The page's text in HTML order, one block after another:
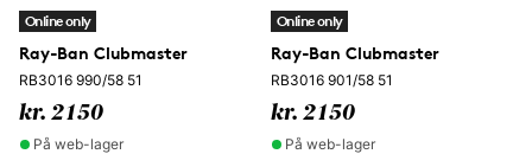
Online only
Ray-Ban Clubmaster
RB3016 990/58 51
kr. 2150
På web-lager
Online only
Ray-Ban Clubmaster
RB3016 901/58 51
kr. 2150
På web-lager